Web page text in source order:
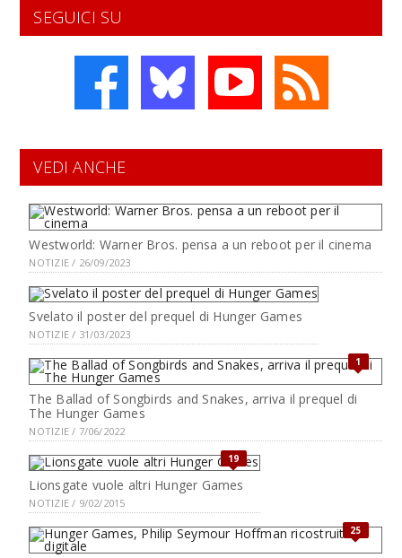
SEGUICI SU
VEDI ANCHE
Westworld: Warner Bros. pensa a un reboot per il cinema
NOTIZIE / 26/09/2023
Svelato il poster del prequel di Hunger Games
NOTIZIE / 31/03/2023
1
The Ballad of Songbirds and Snakes, arriva il prequel di
The Hunger Games
NOTIZIE / 7/06/2022
19
Lionsgate vuole altri Hunger Games
NOTIZIE / 9/02/2015
25